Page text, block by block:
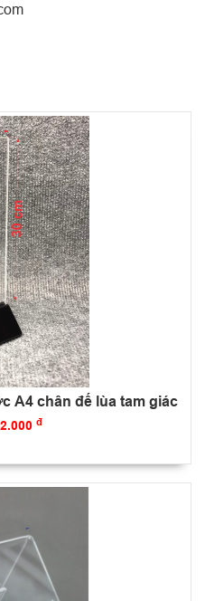
A4 chân đế lùa tam giác
đ